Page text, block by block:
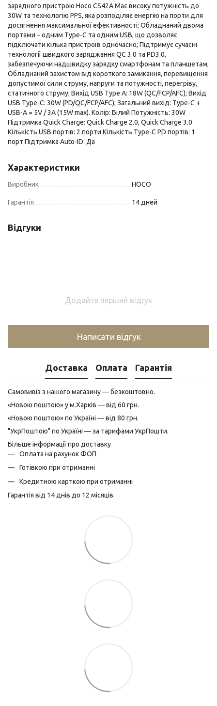
зарядного пристрою Hoco CS42A Має високу потужність до
30W та технологію PPS, яка розподіляє енергію на порти для
досягнення максимальної ефективності; Обладнаний двома
портами – одним Type-C та одним USB, що дозволяє
підключати кілька пристроїв одночасно; Підтримує сучасні
технології швидкого заряджання QC 3.0 та PD3.0,
забезпечуючи надшвидку зарядку смартфонам та планшетам;
Обладнаний захистом від короткого замикання, перевищення
допустимої сили струму, напруги та потужності, перегріву,
статичного струму; Вихід USB Type A: 18W (QC/FCP/AFC); Вихід
USB Type-C: 30W (PD/QC/FCP/AFC); Загальний вихід: Type-C +
USB-A = 5V / 3A (15W max). Колір: Білий Потужність: 30W
Підтримка Quick Charge: Quick Charge 2.0, Quick Charge 3.0
Кількість USB портів: 2 порти Кількість Type-C PD портів: 1
порт Підтримка Auto-ID: Да
Характеристики
Виробник HOCO
Гарантія 14 дней
Відгуки
Додайте перший відгук
Написати відгук
Доставка Оплата Гарантія
Самовивіз з нашого магазину — безкоштовно.
«Новою поштою» у м.Харків — від 60 грн.
«Новою поштою» по Україні — від 80 грн.
"УкрПоштою" по Україні — за тарифами УкрПошти.
Більше інформації про доставку
Оплата на рахунок ФОП
Готівкою при отриманні
Кредитною карткою при отриманні
Гарантія від 14 днів до 12 місяців.